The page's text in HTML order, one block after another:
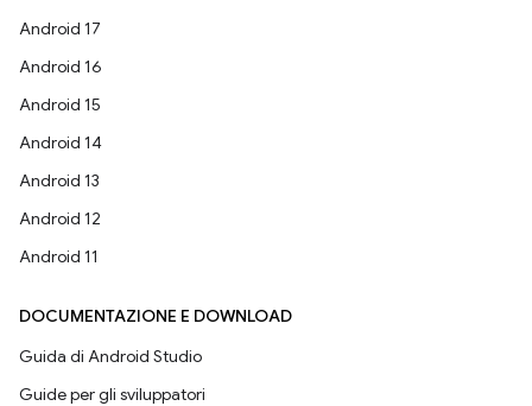
Android 17
Android 16
Android 15
Android 14
Android 13
Android 12
Android 11
DOCUMENTAZIONE E DOWNLOAD
Guida di Android Studio
Guide per gli sviluppatori